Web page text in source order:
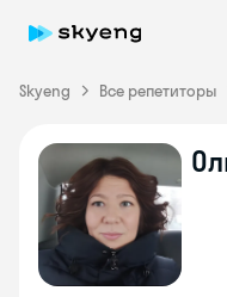
Skyeng Все репетиторы
Skyeng Chat
online